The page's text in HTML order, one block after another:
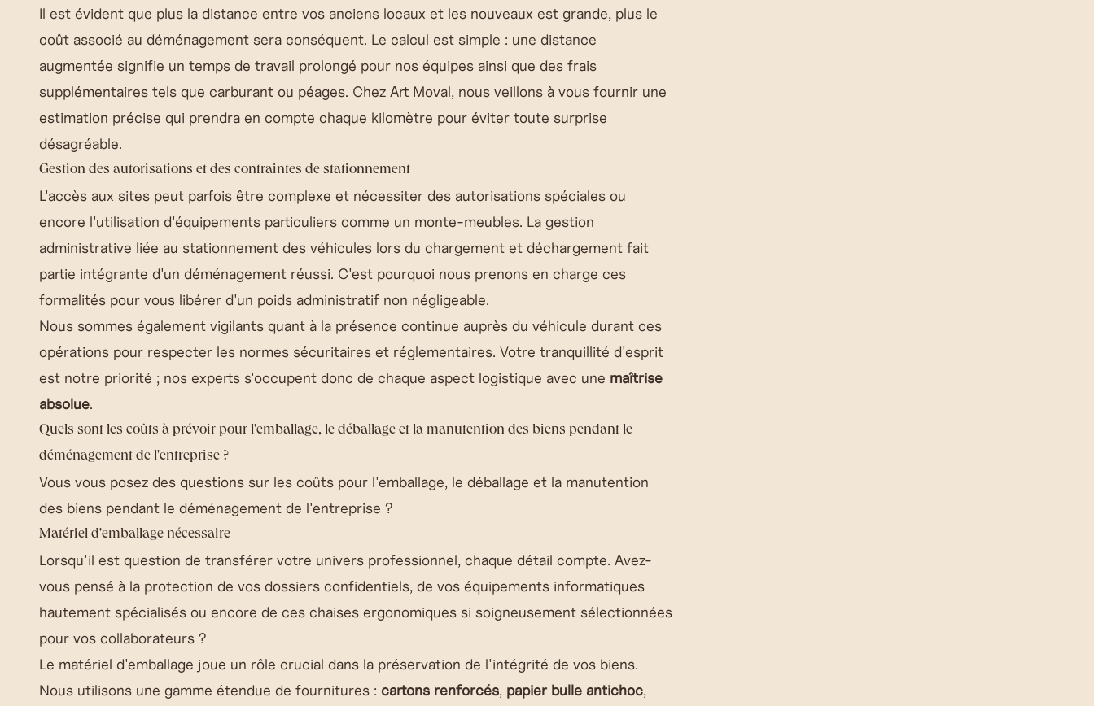
Il est évident que plus la distance entre vos anciens locaux et les nouveaux est grande, plus le
coût associé au déménagement sera conséquent. Le calcul est simple : une distance
augmentée signifie un temps de travail prolongé pour nos équipes ainsi que des frais
supplémentaires tels que carburant ou péages. Chez Art Moval, nous veillons à vous fournir une
estimation précise qui prendra en compte chaque kilomètre pour éviter toute surprise
désagréable.
Gestion des autorisations et des contraintes de stationnement
L'accès aux sites peut parfois être complexe et nécessiter des autorisations spéciales ou
encore l'utilisation d'équipements particuliers comme un monte-meubles. La gestion
administrative liée au stationnement des véhicules lors du chargement et déchargement fait
partie intégrante d'un déménagement réussi. C'est pourquoi nous prenons en charge ces
formalités pour vous libérer d'un poids administratif non négligeable.
Nous sommes également vigilants quant à la présence continue auprès du véhicule durant ces
opérations pour respecter les normes sécuritaires et réglementaires. Votre tranquillité d'esprit
est notre priorité ; nos experts s'occupent donc de chaque aspect logistique avec une maîtrise
absolue.
Quels sont les coûts à prévoir pour l'emballage, le déballage et la manutention des biens pendant le
déménagement de l'entreprise ?
Vous vous posez des questions sur les coûts pour l'emballage, le déballage et la manutention
des biens pendant le déménagement de l'entreprise ?
Matériel d'emballage nécessaire
Lorsqu'il est question de transférer votre univers professionnel, chaque détail compte. Avez-
vous pensé à la protection de vos dossiers confidentiels, de vos équipements informatiques
hautement spécialisés ou encore de ces chaises ergonomiques si soigneusement sélectionnées
pour vos collaborateurs ?
Le matériel d'emballage joue un rôle crucial dans la préservation de l'intégrité de vos biens.
Nous utilisons une gamme étendue de fournitures : cartons renforcés, papier bulle antichoc,